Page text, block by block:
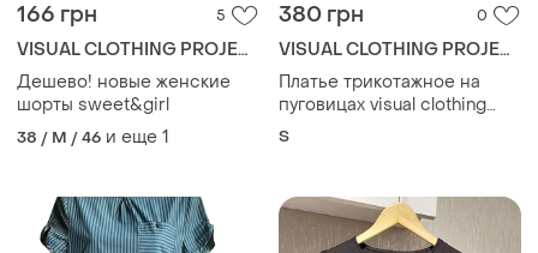
166 грн 5
VISUAL CLOTHING PROJECT
Дешево! новые женские
шорты sweet&girl
38 / M / 46 и еще 1
380 грн 0
VISUAL CLOTHING PROJECT
Платье трикотажное на
пуговицах visual clothing
project s
S